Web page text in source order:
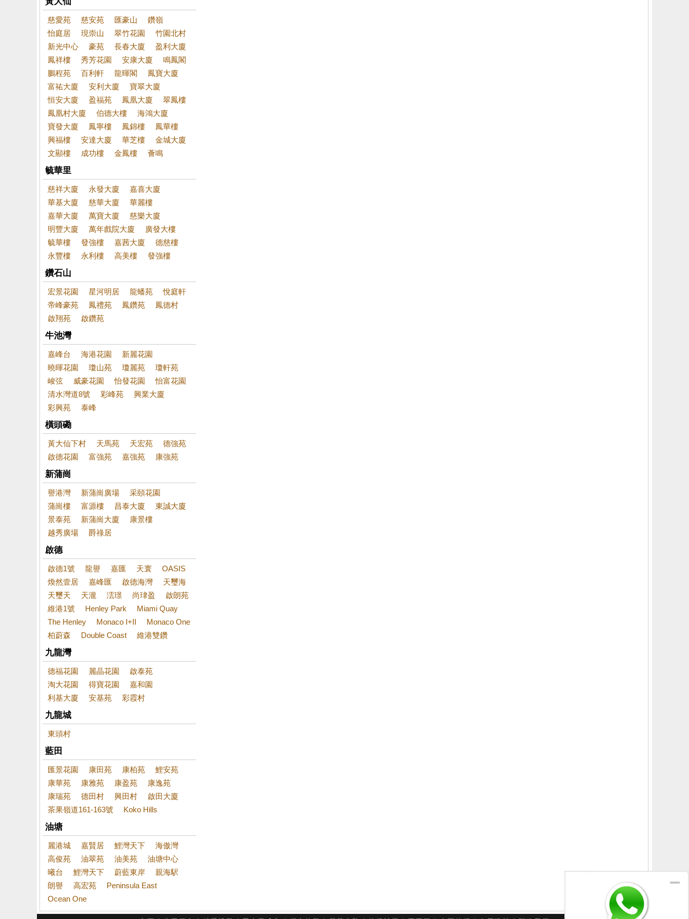
慈愛苑 慈安苑 匯豪山
鑽嶺
怡庭居
現崇山 翠竹花園
竹園北村
新光中心
豪苑 長春大廈
盈利大廈
鳳祥樓
秀芳花園 安康大廈
鳴鳳閣
鵬程苑
百利軒 龍暉閣
鳳寶大廈
富祐大廈
安利大廈
寶翠大廈
恒安大廈
盈福苑 鳳凰大廈
翠鳳樓
鳳凰村大廈
伯德大樓
海鴻大廈
寶發大廈
鳳寧樓 鳳錦樓
鳳華樓
興福樓
安達大廈 華芝樓
金城大廈
文顯樓
成功樓 金鳳樓 薈鳴
毓華里
慈祥大廈 永發大廈
嘉喜大廈
華基大廈
慈華大廈
華麗樓
嘉華大廈
萬寶大廈
慈樂大廈
明豐大廈
萬年戲院大廈
廣發大樓
毓華樓
發強樓 嘉茜大廈
德慈樓
永豐樓
永利樓 高美樓 發強樓
鑽石山
宏景花園 星河明居 龍蟠苑
悅庭軒
帝峰豪苑
鳳禮苑 鳳鑽苑
鳳德村
啟翔苑
啟鑽苑
牛池灣
嘉峰台 海港花園
新麗花園
曉暉花園
瓊山苑 瓊麗苑
瓊軒苑
峻弦
威豪花園 怡發花園
怡富花園
清水灣道8號
彩峰苑
興業大廈
彩興苑
泰峰
橫頭磡
黃大仙下村 天馬苑 天宏苑
德強苑
啟德花園
富強苑 嘉強苑 康強苑
新蒲崗
譽港灣 新蒲崗廣場
采頤花園
蒲崗樓
富源樓 昌泰大廈
東誠大廈
景泰苑
新蒲崗大廈
康景樓
越秀廣場
爵祿居
啟德
啟德1號 龍譽 嘉匯 天寰
OASIS
煥然壹居
嘉峰匯 啟德海灣
天璽海
天璽天
天瀧 澐璟 尚珒盈
啟朗苑
維港1號
Henley Park
Miami Quay
The Henley
Monaco I+II
Monaco One
柏蔚森
Double Coast 維港雙鑽
九龍灣
德福花園 麗晶花園
啟泰苑
淘大花園
得寶花園
嘉和園
利基大廈
安基苑 彩霞村
九龍城
東頭村
藍田
匯景花園 康田苑 康柏苑
鯉安苑
康華苑
康雅苑 康盈苑
康逸苑
康瑞苑
德田村 興田村
啟田大廈
茶果嶺道161-163號
Koko Hills
油塘
麗港城 嘉賢居 鯉灣天下
海傲灣
高俊苑
油翠苑 油美苑
油塘中心
曦台
鯉灣天下 蔚藍東岸
親海駅
朗譽
高宏苑
Peninsula East
Ocean One